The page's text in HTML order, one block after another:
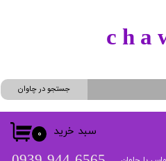
جستجو در چاوان
۰ سبد خرید
​c h a